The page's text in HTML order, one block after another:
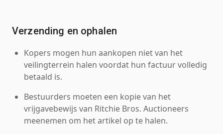
Verzending en ophalen
Kopers mogen hun aankopen niet van het
veilingterrein halen voordat hun factuur volledig
betaald is.
Bestuurders moeten een kopie van het
vrijgavebewijs van Ritchie Bros. Auctioneers
meenemen om het artikel op te halen.